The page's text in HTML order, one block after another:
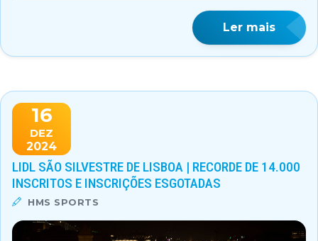
Ler mais
16
DEZ
2024
LIDL SÃO SILVESTRE DE LISBOA | RECORDE DE 14.000
INSCRITOS E INSCRIÇÕES ESGOTADAS
HMS SPORTS